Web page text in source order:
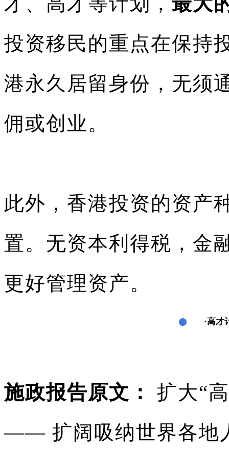
投资移民的重点在保持
港永久居留身份，无须
佣或创业。
此外，香港投资的资产
置。无资本利得税，金
更好管理资产。
·高才
施政报告原文 ：
扩大“
—— 扩阔吸纳世界各地